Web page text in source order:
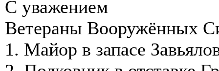
С уважением
Ветераны Вооружённых
1. Майор в запасе